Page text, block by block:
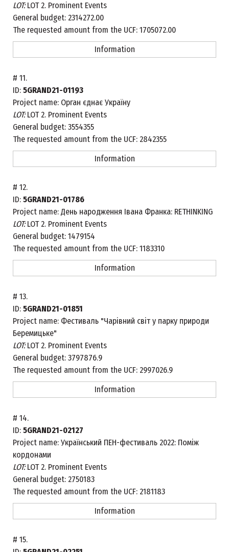
LOT:LOT 2. Prominent Events
General budget: 2314272.00
The requested amount from the UCF: 1705072.00
Information
# 11.
ID: 5GRAND21-01193
Project name: Орган єднає Україну
LOT:LOT 2. Prominent Events
General budget: 3554355
The requested amount from the UCF: 2842355
Information
# 12.
ID: 5GRAND21-01786
Project name: День народження Івана Франка: RETHINKING
LOT:LOT 2. Prominent Events
General budget: 1479154
The requested amount from the UCF: 1183310
Information
# 13.
ID: 5GRAND21-01851
Project name: Фестиваль "Чарівний світ у парку природи
Беремицьке"
LOT:LOT 2. Prominent Events
General budget: 3797876.9
The requested amount from the UCF: 2997026.9
Information
# 14.
ID: 5GRAND21-02127
Project name: Український ПЕН-фестиваль 2022: Поміж
кордонами
LOT:LOT 2. Prominent Events
General budget: 2750183
The requested amount from the UCF: 2181183
Information
# 15.